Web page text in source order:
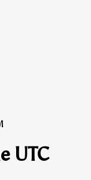
UTC